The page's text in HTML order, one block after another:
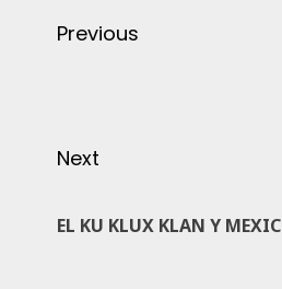
Previous
Next
EL KU KLUX KLAN Y